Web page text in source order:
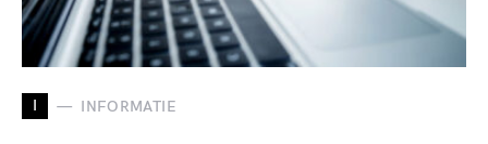
I INFORMATIE